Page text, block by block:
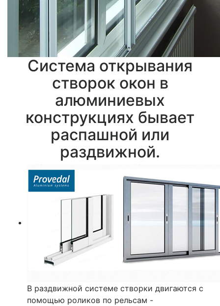
Система открывания
створок окон в
алюминиевых
конструкциях бывает
распашной или
раздвижной.
В раздвижной системе створки двигаются с
помощью роликов по рельсам -